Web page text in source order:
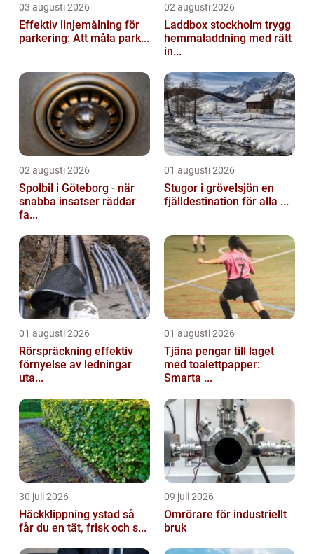
03 augusti 2026
Effektiv linjemålning för
parkering: Att måla park...
02 augusti 2026
Laddbox stockholm trygg
hemmaladdning med rätt
in...
02 augusti 2026
Spolbil i Göteborg - när
snabba insatser räddar
fa...
01 augusti 2026
Stugor i grövelsjön en
fjälldestination för alla ...
01 augusti 2026
Rörspräckning effektiv
förnyelse av ledningar
uta...
01 augusti 2026
Tjäna pengar till laget
med toalettpapper:
Smarta ...
30 juli 2026
Häckklippning ystad så
får du en tät, frisk och s...
09 juli 2026
Omrörare för industriellt
bruk